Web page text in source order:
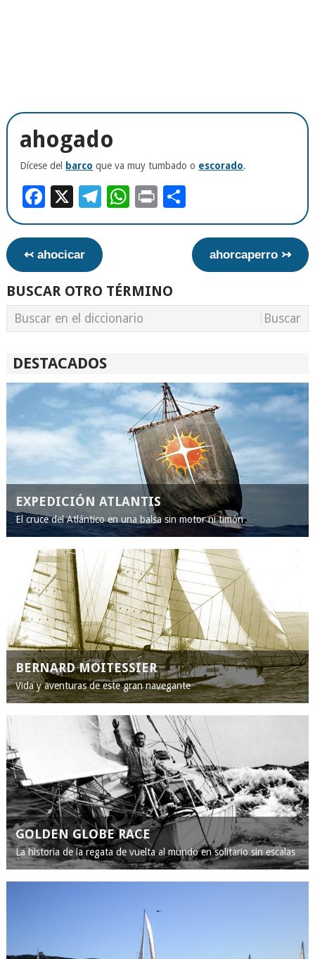
ahogado
Dícese del barco que va muy tumbado o escorado.
Facebook
X Telegram
WhatsApp
Print
↢ ahocicar ahorcaperro ↣
BUSCAR OTRO TÉRMINO
DESTACADOS
EXPEDICIÓN ATLANTIS
El cruce del Atlántico en una balsa sin motor ni timón
BERNARD MOITESSIER
Vida y aventuras de este gran navegante
GOLDEN GLOBE RACE
La historia de la regata de vuelta al mundo en solitario sin escalas